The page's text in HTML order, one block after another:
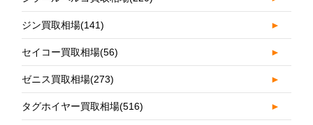
ジン買取相場(141) ►
セイコー買取相場(56) ►
ゼニス買取相場(273) ►
タグホイヤー買取相場(516) ►